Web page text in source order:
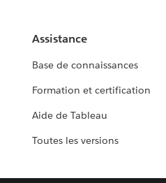
Assistance
Base de connaissances
Formation et certification
Aide de Tableau
Toutes les versions